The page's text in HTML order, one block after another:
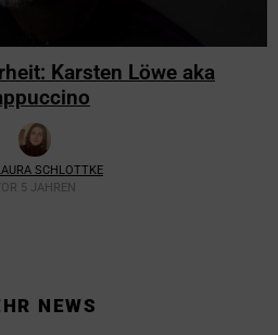
Karsten Löwe aka
SCHLOTTKE
5 JAHREN
NEWS